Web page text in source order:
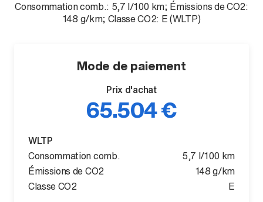
Consommation comb.: 5,7 l/100 km; Émissions de CO2:
148 g/km; Classe CO2: E (WLTP)
Mode de paiement
Prix d'achat
65.504 €
WLTP
Consommation comb.
5,7 l/100 km
Émissions de CO2
148 g/km
Classe CO2
E